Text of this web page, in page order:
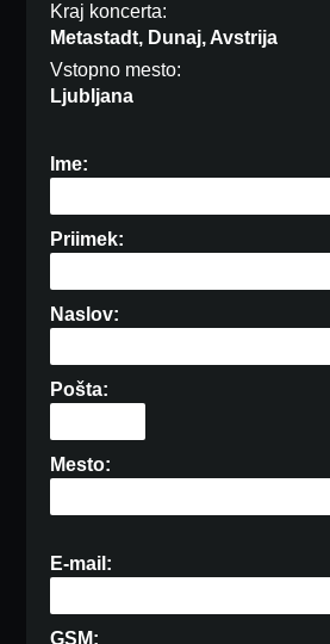
Kraj koncerta:
Metastadt, Dunaj, Avstrija
Vstopno mesto:
Ljubljana
Ime:
Priimek:
Naslov:
Pošta:
Mesto:
E-mail:
GSM: